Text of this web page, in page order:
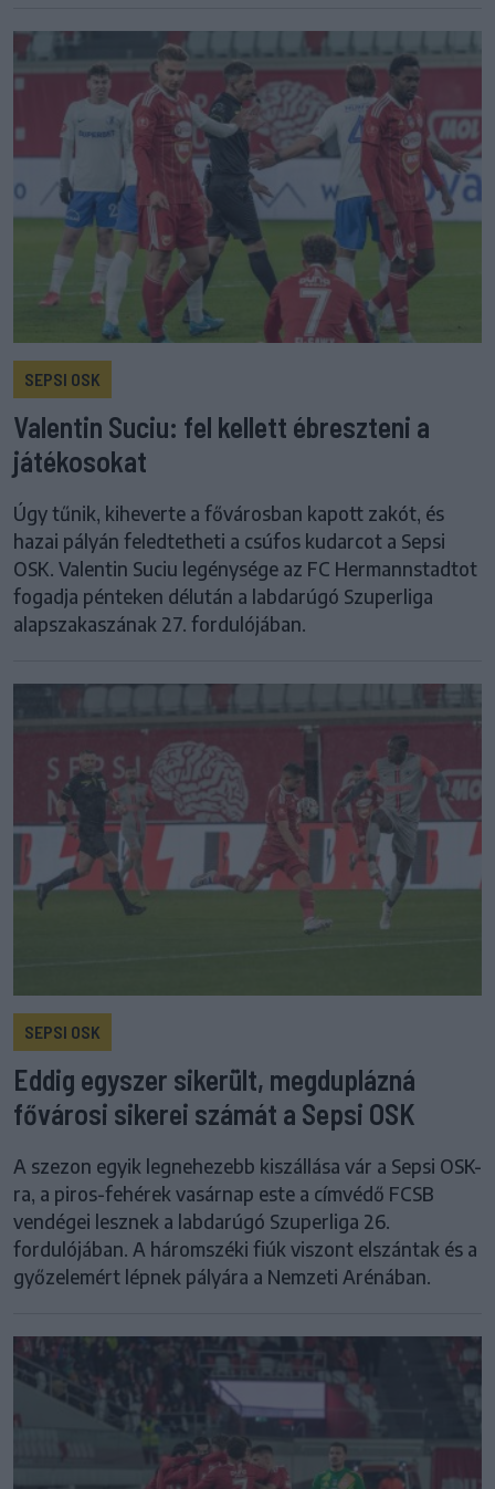
SEPSI OSK
Valentin Suciu: fel kellett ébreszteni a
játékosokat
Úgy tűnik, kiheverte a fővárosban kapott zakót, és
hazai pályán feledtetheti a csúfos kudarcot a Sepsi
OSK. Valentin Suciu legénysége az FC Hermannstadtot
fogadja pénteken délután a labdarúgó Szuperliga
alapszakaszának 27. fordulójában.
SEPSI OSK
Eddig egyszer sikerült, megduplázná
fővárosi sikerei számát a Sepsi OSK
A szezon egyik legnehezebb kiszállása vár a Sepsi OSK-
ra, a piros-fehérek vasárnap este a címvédő FCSB
vendégei lesznek a labdarúgó Szuperliga 26.
fordulójában. A háromszéki fiúk viszont elszántak és a
győzelemért lépnek pályára a Nemzeti Arénában.